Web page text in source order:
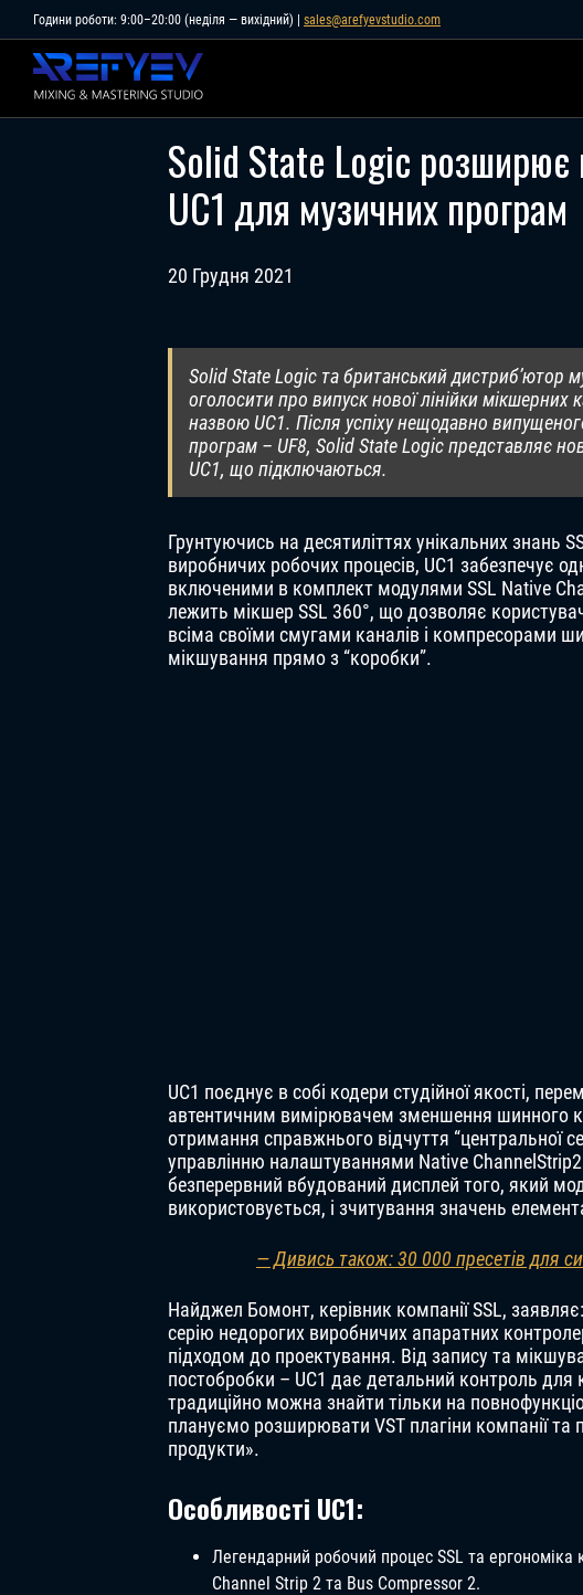
to
content
Години роботи: 9:00–20:00 (неділя — вихідний) | sales@arefyevstudio.com
Solid State Logic розширює
UC1 для музичних програм
20 Грудня 2021
Solid State Logic та британський дистриб’ютор
оголосити про випуск нової лінійки мікшерних
назвою UC1. Після успіху нещодавно
програм – UF8, Solid State Logic представляє
UC1, що підключаються.
Грунтуючись на десятиліттях унікальних знань
виробничих робочих процесів, UC1 забезпечує
включеними в комплект модулями SSL Native
лежить мікшер SSL 360°, що дозволяє
всіма своїми смугами каналів і компресорами
мікшування прямо з “коробки”.
UC1 поєднує в собі кодери студійної якості,
автентичним вимірювачем зменшення шинного
отримання справжнього відчуття “центральної
управлінню налаштуваннями Native ChannelStrip2
безперервний вбудований дисплей того, який
використовується, і зчитування значень
— Дивись також: 30 000 пресетів для
Найджел Бомонт, керівник компанії SSL,
серію недорогих виробничих апаратних
підходом до проектування. Від запису та
постобробки – UC1 дає детальний контроль для
традиційно можна знайти тільки на
плануємо розширювати VST плагіни компанії та
продукти».
Особливості UC1:
Легендарний робочий процес SSL та ергономіка
Channel Strip 2 та Bus Compressor 2.